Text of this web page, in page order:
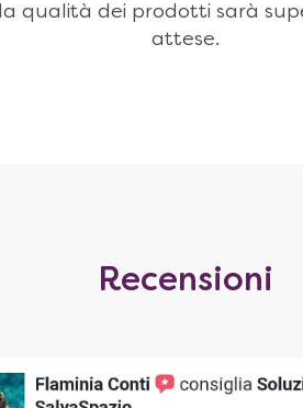
qualità dei prodotti sarà
attese.
Recensioni